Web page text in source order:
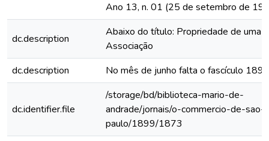
Ano 13, n. 01 (25 de setembro de
dc.description
Abaixo do título: Propriedade de uma
Associação
dc.description
No mês de junho falta o fascículo 1892
dc.identifier.file
/storage/bd/biblioteca-mario-de-
andrade/jornais/o-commercio-de-sao-
paulo/1899/1873